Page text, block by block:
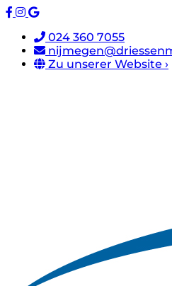
024 360 7055
Zu unserer Website ›